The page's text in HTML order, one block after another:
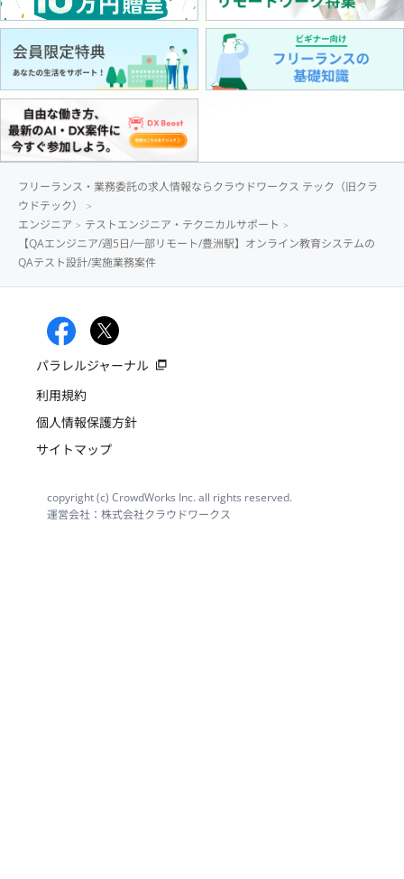
フリーランス・業務委託の求人情報ならクラウドワークス テック（旧クラ
ウドテック）
エンジニア
テストエンジニア・テクニカルサポート
【QAエンジニア/週5日/一部リモート/豊洲駅】オンライン教育システムの
QAテスト設計/実施業務案件
パラレルジャーナル
利用規約
個人情報保護方針
サイトマップ
copyright (c) CrowdWorks Inc. all rights reserved.
運営会社：株式会社クラウドワークス